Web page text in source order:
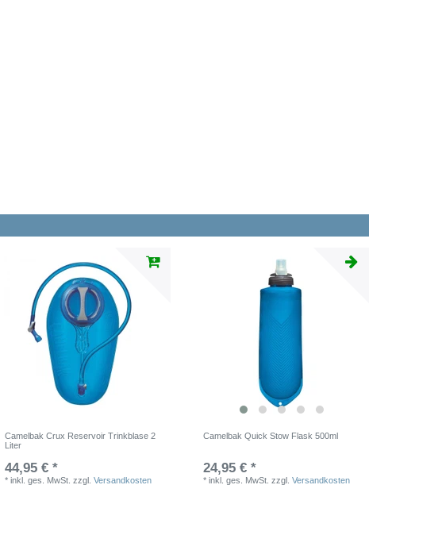
Camelbak Crux Reservoir Trinkblase 2
Liter
44,95 € *
*inkl. ges. MwSt. zzgl.Versandkosten
Camelbak Quick Stow Flask 500ml
24,95 € *
*inkl. ges. MwSt. zzgl.Versandkosten